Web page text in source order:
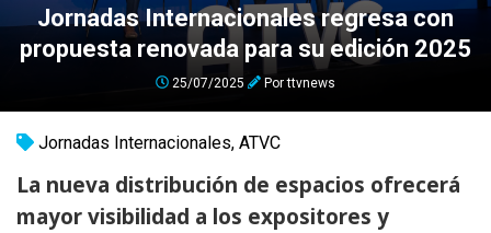
Jornadas Internacionales regresa con
propuesta renovada para su edición 2025
25/07/2025 Porttvnews
Jornadas Internacionales, ATVC
La nueva distribución de espacios ofrecerá
mayor visibilidad a los expositores y